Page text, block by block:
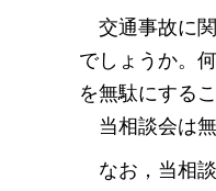
交通事故に関
でしょうか。
を無駄にする
当相談会は無
なお，当相談